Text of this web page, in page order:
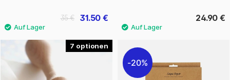
31.50 €
35 € 24.90 €
7
20%